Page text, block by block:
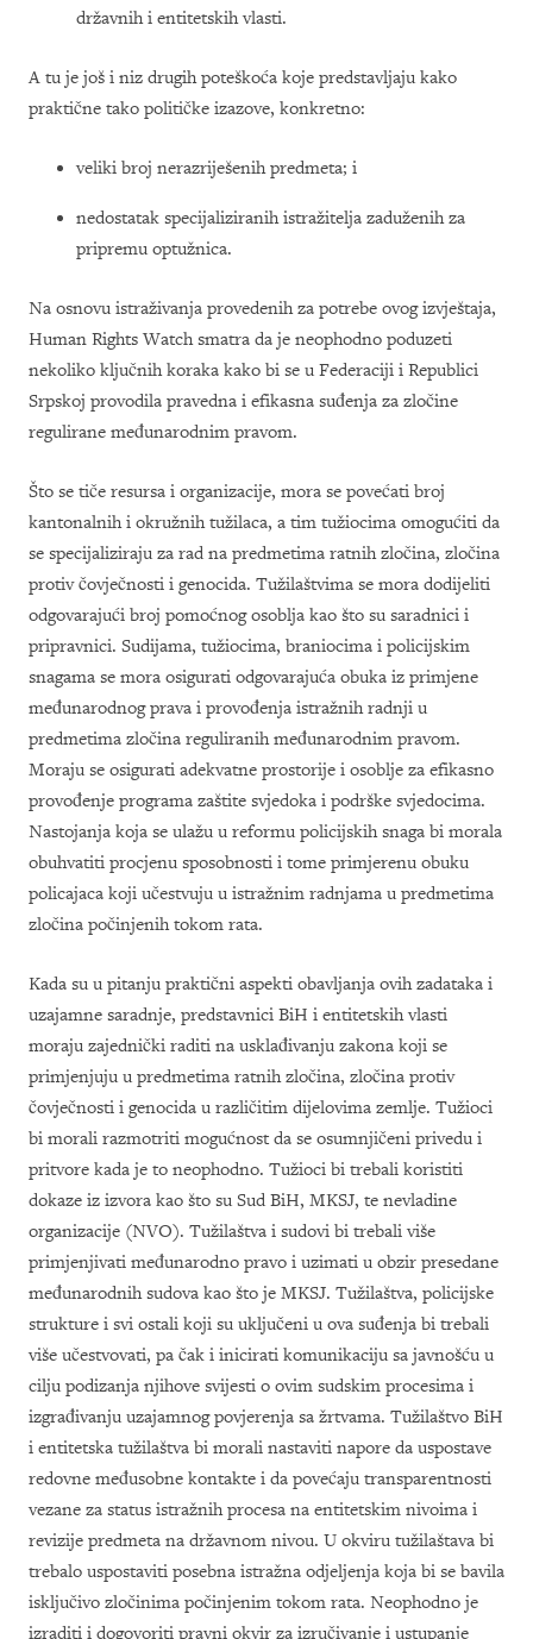
državnih i entitetskih vlasti.
A tu je još i niz drugih poteškoća koje predstavljaju kako
praktične tako političke izazove, konkretno:
veliki broj nerazriješenih predmeta; i
nedostatak specijaliziranih istražitelja zaduženih za
pripremu optužnica.
Na osnovu istraživanja provedenih za potrebe ovog izvještaja,
Human Rights Watch smatra da je neophodno poduzeti
nekoliko ključnih koraka kako bi se u Federaciji i Republici
Srpskoj provodila pravedna i efikasna suđenja za zločine
regulirane međunarodnim pravom.
Što se tiče resursa i organizacije, mora se povećati broj
kantonalnih i okružnih tužilaca, a tim tužiocima omogućiti da
se specijaliziraju za rad na predmetima ratnih zločina, zločina
protiv čovječnosti i genocida. Tužilaštvima se mora dodijeliti
odgovarajući broj pomoćnog osoblja kao što su saradnici i
pripravnici. Sudijama, tužiocima, braniocima i policijskim
snagama se mora osigurati odgovarajuća obuka iz primjene
međunarodnog prava i provođenja istražnih radnji u
predmetima zločina reguliranih međunarodnim pravom.
Moraju se osigurati adekvatne prostorije i osoblje za efikasno
provođenje programa zaštite svjedoka i podrške svjedocima.
Nastojanja koja se ulažu u reformu policijskih snaga bi morala
obuhvatiti procjenu sposobnosti i tome primjerenu obuku
policajaca koji učestvuju u istražnim radnjama u predmetima
zločina počinjenih tokom rata.
Kada su u pitanju praktični aspekti obavljanja ovih zadataka i
uzajamne saradnje, predstavnici BiH i entitetskih vlasti
moraju zajednički raditi na usklađivanju zakona koji se
primjenjuju u predmetima ratnih zločina, zločina protiv
čovječnosti i genocida u različitim dijelovima zemlje. Tužioci
bi morali razmotriti mogućnost da se osumnjičeni privedu i
pritvore kada je to neophodno. Tužioci bi trebali koristiti
dokaze iz izvora kao što su Sud BiH, MKSJ, te nevladine
organizacije (NVO). Tužilaštva i sudovi bi trebali više
primjenjivati međunarodno pravo i uzimati u obzir presedane
međunarodnih sudova kao što je MKSJ. Tužilaštva, policijske
strukture i svi ostali koji su uključeni u ova suđenja bi trebali
više učestvovati, pa čak i inicirati komunikaciju sa javnošću u
cilju podizanja njihove svijesti o ovim sudskim procesima i
izgrađivanju uzajamnog povjerenja sa žrtvama. Tužilaštvo BiH
i entitetska tužilaštva bi morali nastaviti napore da uspostave
redovne međusobne kontakte i da povećaju transparentnosti
vezane za status istražnih procesa na entitetskim nivoima i
revizije predmeta na državnom nivou. U okviru tužilaštava bi
trebalo uspostaviti posebna istražna odjeljenja koja bi se bavila
isključivo zločinima počinjenim tokom rata. Neophodno je
izraditi i dogovoriti pravni okvir za izručivanje i ustupanje